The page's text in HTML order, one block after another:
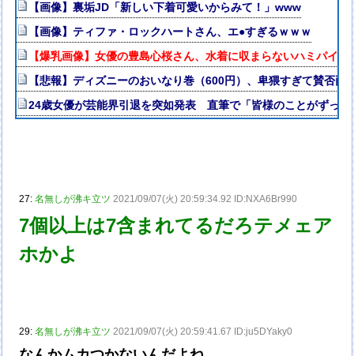
【画像】裏垢JD「新しい下着可愛いからみて！」www
【画像】ティファ・ロックハートさん、エ●すぎるｗｗｗ
【爆乳画像】女優の豊島心桜さん、水着に収まらないハミパイ
【悲報】ディズニーのおいなり巻（600円）、卑猥すぎて賛否
24歳女優が芸能界引退を突如発表 直筆で「皆様のことがずっと
27:名無しが沸キ立ツ 2021/09/07(火) 20:59:34.92 ID:NXA6Br990
7個以上は7含まれてるだろテメェア
ホかよ
29:名無しが沸キ立ツ 2021/09/07(火) 20:59:41.67 ID:ju5DYaky0